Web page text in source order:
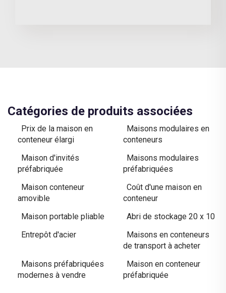
Catégories de produits associées
Prix de la maison en
conteneur élargi
Maisons modulaires en
conteneurs
Maison d'invités
préfabriquée
Maisons modulaires
préfabriquées
Maison conteneur
amovible
Coût d'une maison en
conteneur
Maison portable pliable
Abri de stockage 20 x 10
Entrepôt d'acier
Maisons en conteneurs
de transport à acheter
Maisons préfabriquées
modernes à vendre
Maison en conteneur
préfabriquée